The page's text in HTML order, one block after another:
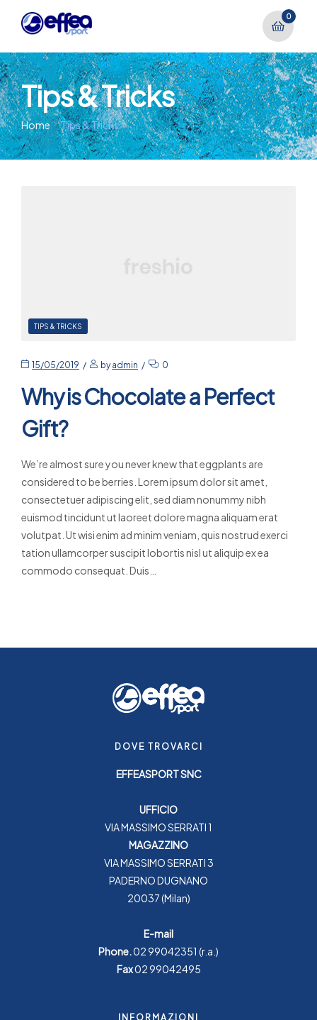
0
Tips & Tricks
Home Tips & Tricks
TIPS & TRICKS
15/05/2019 byadmin 0
Why is Chocolate a Perfect
Gift?
We’re almost sure you never knew that eggplants are
considered to be berries. Lorem ipsum dolor sit amet,
consectetuer adipiscing elit, sed diam nonummy nibh
euismod tincidunt ut laoreet dolore magna aliquam erat
volutpat. Ut wisi enim ad minim veniam, quis nostrud exerci
tation ullamcorper suscipit lobortis nisl ut aliquip ex ea
commodo consequat. Duis…
DOVE TROVARCI
EFFEASPORT SNC
UFFICIO
VIA MASSIMO SERRATI 1
MAGAZZINO
VIA MASSIMO SERRATI 3
PADERNO DUGNANO
20037 (Milan)
E-mail
Phone. 02 99042351 (r.a.)
Fax02 99042495
INFORMAZIONI